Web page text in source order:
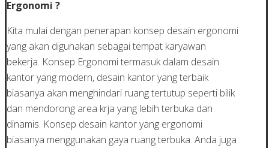
Ergonomi ?
Kita mulai dengan penerapan konsep desain ergonomi
yang akan digunakan sebagai tempat karyawan
bekerja. Konsep Ergonomi termasuk dalam desain
kantor yang modern, desain kantor yang terbaik
biasanya akan menghindari ruang tertutup seperti bilik
dan mendorong area krja yang lebih terbuka dan
dinamis. Konsep desain kantor yang ergonomi
biasanya menggunakan gaya ruang terbuka. Anda juga